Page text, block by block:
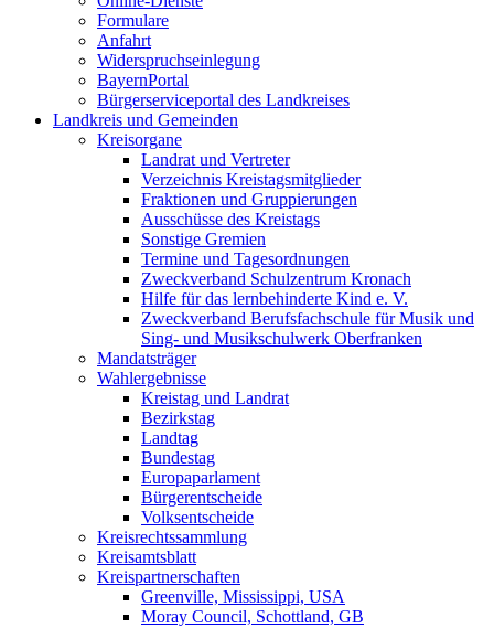
Formulare
Anfahrt
Widerspruchseinlegung
BayernPortal
Bürgerserviceportal des Landkreises
Landkreis und Gemeinden
Kreisorgane
Landrat und Vertreter
Verzeichnis Kreistagsmitglieder
Fraktionen und Gruppierungen
Ausschüsse des Kreistags
Sonstige Gremien
Termine und Tagesordnungen
Zweckverband Schulzentrum Kronach
Hilfe für das lernbehinderte Kind e. V.
Zweckverband Berufsfachschule für Musik und
Sing- und Musikschulwerk Oberfranken
Mandatsträger
Wahlergebnisse
Kreistag und Landrat
Bezirkstag
Landtag
Bundestag
Europaparlament
Bürgerentscheide
Volksentscheide
Kreisrechtssammlung
Kreisamtsblatt
Kreispartnerschaften
Greenville, Mississippi, USA
Moray Council, Schottland, GB